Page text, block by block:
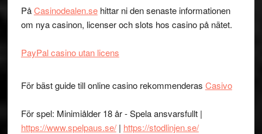
PåCasinodealen.sehittar ni den senaste informationen
om nya casinon, licenser och slots hos casino på nätet.
PayPal casino utan licens
För bäst guide till online casino rekommenderas Casivo
För spel: Minimiålder 18 år - Spela ansvarsfullt |
https://www.spelpaus.se/| https://stodlinjen.se/